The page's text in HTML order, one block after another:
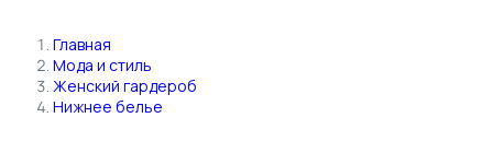
Главная
Мода и стиль
Женский гардероб
Нижнее белье